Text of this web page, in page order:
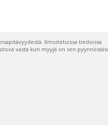
Ilmoitetuissa tiedoissa
vasta kun myyjä on sen pyynnöstäsi